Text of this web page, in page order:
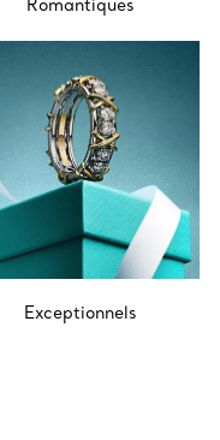
Romantiques
Exceptionnels